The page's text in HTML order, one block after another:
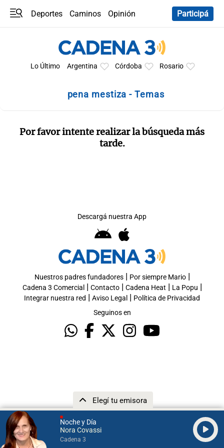
Noche y Día
Nora Covassi
Cadena 3
Elegí tu emisora
Deportes Caminos
Opinión
Participá
Lo Último Argentina Córdoba Rosario
pena mestiza - Temas
Por favor intente realizar la búsqueda más
tarde.
Descargá nuestra App
Nuestros padres fundadores| Por siempre Mario|
Cadena 3 Comercial | Contacto| Cadena Heat | La Popu |
Integrar nuestra red | Aviso Legal | Política de Privacidad
Seguinos en